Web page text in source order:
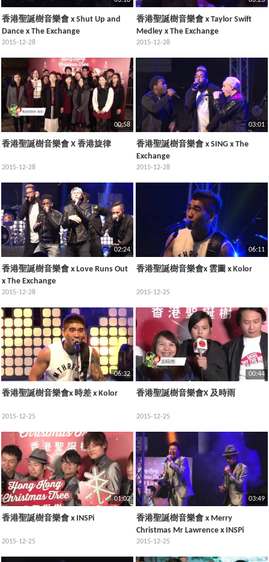
香港聖誕樹音樂會 x Shut Up and
Dance x The Exchange
2015-12-28
香港聖誕樹音樂會 x Taylor Swift
Medley x The Exchange
2015-12-28
00:58
香港聖誕樹音樂會 X 香港旋律
2015-12-28
03:01
香港聖誕樹音樂會 x SING x The
Exchange
2015-12-28
02:24
香港聖誕樹音樂會 x Love Runs Out
x The Exchange
2015-12-28
06:11
香港聖誕樹音樂會x 雲圖 x Kolor
2015-12-25
06:32
香港聖誕樹音樂會x 時差 x Kolor
2015-12-25
00:44
香港聖誕樹音樂會X 及時雨
2015-12-25
01:02
香港聖誕樹音樂會 x INSPi
2015-12-25
03:49
香港聖誕樹音樂會 x Merry
Christmas Mr Lawrence x INSPi
2015-12-25